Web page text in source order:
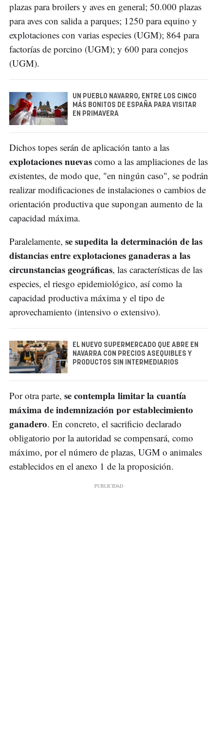
plazas para broilers y aves en general; 50.000 plazas
para aves con salida a parques; 1250 para equino y
explotaciones con varias especies (UGM); 864 para
factorías de porcino (UGM); y 600 para conejos
(UGM).
UN PUEBLO NAVARRO, ENTRE LOS CINCO
MÁS BONITOS DE ESPAÑA PARA VISITAR
EN PRIMAVERA
Dichos topes serán de aplicación tanto a las
explotaciones nuevas como a las ampliaciones de las
existentes, de modo que, "en ningún caso", se podrán
realizar modificaciones de instalaciones o cambios de
orientación productiva que supongan aumento de la
capacidad máxima.
Paralelamente, se supedita la determinación de las
distancias entre explotaciones ganaderas a las
circunstancias geográficas, las características de las
especies, el riesgo epidemiológico, así como la
capacidad productiva máxima y el tipo de
aprovechamiento (intensivo o extensivo).
EL NUEVO SUPERMERCADO QUE ABRE EN
NAVARRA CON PRECIOS ASEQUIBLES Y
PRODUCTOS SIN INTERMEDIARIOS
Por otra parte, se contempla limitar la cuantía
máxima de indemnización por establecimiento
ganadero. En concreto, el sacrificio declarado
obligatorio por la autoridad se compensará, como
máximo, por el número de plazas, UGM o animales
establecidos en el anexo 1 de la proposición.